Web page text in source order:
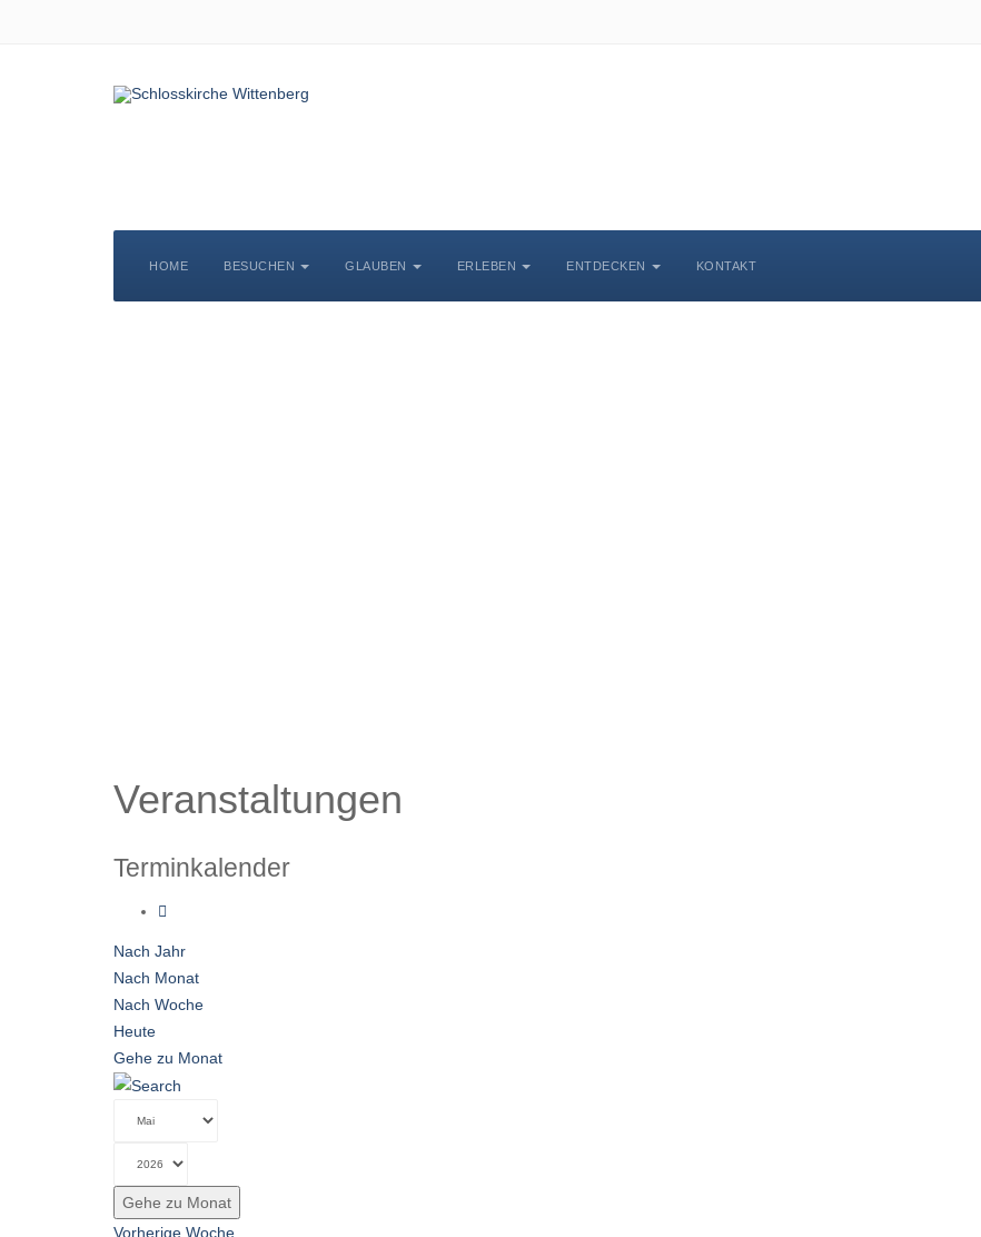
HOME BESUCHEN GLAUBEN ERLEBEN ENTDECKEN KONTAKT
Veranstaltungen
Terminkalender
Nach Jahr
Nach Monat
Nach Woche
Heute
Gehe zu Monat
Gehe zu Monat
Vorherige Woche